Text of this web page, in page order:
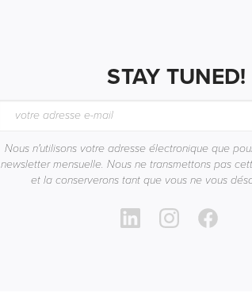
STAY TUNED!
Nous n'utilisons votre adresse électronique que
newsletter mensuelle. Nous ne transmettons pas
et la conserverons tant que vous ne vous